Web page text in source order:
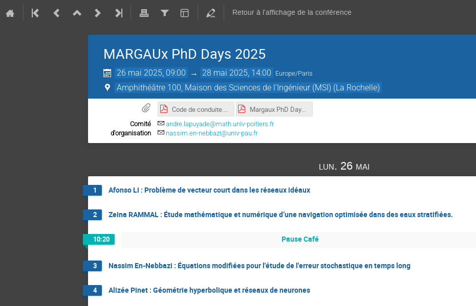
Retour à l'affichage de la conférence
MARGAUx PhD Days 2025
26 mai 2025, 09:00 → 28 mai 2025, 14:00 Europe/Paris
Amphithéâtre 100, Maison des Sciences de l’Ingénieur (MSI) (La Rochelle)
Code de conduite.pdf Margaux PhD Days 2025.pdf
Comité
d'organisation
andre.lapuyade@math.univ-poitiers.fr
nassim.en-nebbazi@univ-pau.fr
lun. 26 mai
1 Afonso Li : Problème de vecteur court dans les réseaux idéaux
2 Zeina RAMMAL : Étude mathématique et numérique d’une navigation optimisée dans des eaux stratifiées.
10:20 Pause Café
3 Nassim En-Nebbazi : Équations modifiées pour l'étude de l'erreur stochastique en temps long
4 Alizée Pinet : Géométrie hyperbolique et réseaux de neurones